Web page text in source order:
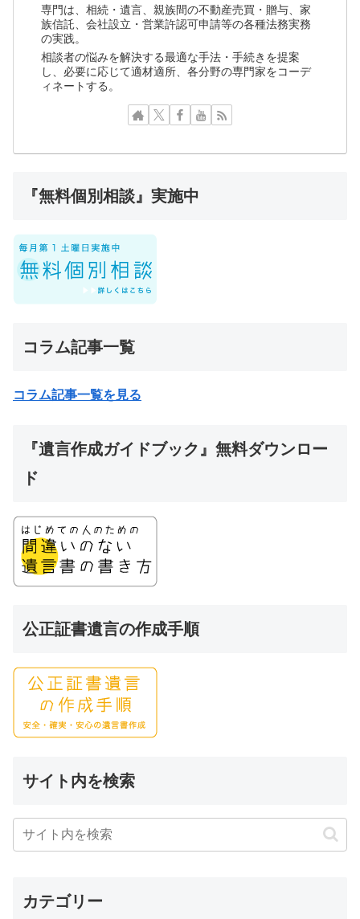
専門は、相続・遺言、親族間の不動産売買・贈与、家
族信託、会社設立・営業許認可申請等の各種法務実務
の実践。
相談者の悩みを解決する最適な手法・手続きを提案
し、必要に応じて適材適所、各分野の専門家をコーデ
ィネートする。
『無料個別相談』実施中
コラム記事一覧
コラム記事一覧を見る
『遺言作成ガイドブック』無料ダウンロー
ド
公正証書遺言の作成手順
サイト内を検索
カテゴリー